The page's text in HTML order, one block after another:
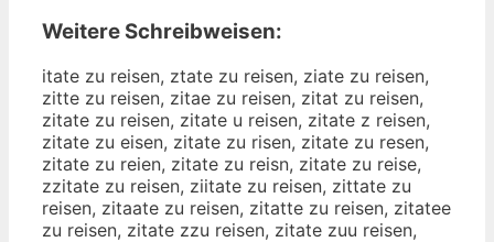
Weitere Schreibweisen:
itate zu reisen, ztate zu reisen, ziate zu reisen,
zitte zu reisen, zitae zu reisen, zitat zu reisen,
zitate zu reisen, zitate u reisen, zitate z reisen,
zitate zu eisen, zitate zu risen, zitate zu resen,
zitate zu reien, zitate zu reisn, zitate zu reise,
zzitate zu reisen, ziitate zu reisen, zittate zu
reisen, zitaate zu reisen, zitatte zu reisen, zitatee
zu reisen, zitate zzu reisen, zitate zuu reisen,